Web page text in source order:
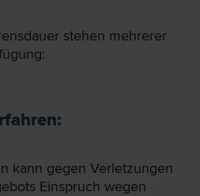
stehen mehrerer
kann gegen Verletzungen
Einspruch wegen